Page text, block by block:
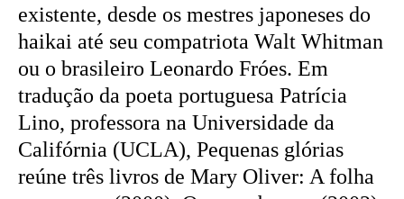
existente, desde os mestres japoneses do
haikai até seu compatriota Walt Whitman
ou o brasileiro Leonardo Fróes. Em
tradução da poeta portuguesa Patrícia
Lino, professora na Universidade da
Califórnia (UCLA), Pequenas glórias
reúne três livros de Mary Oliver: A folha